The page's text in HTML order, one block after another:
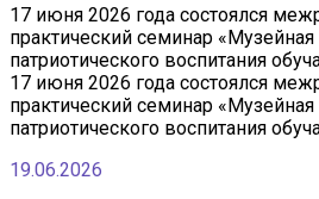
17 июня 2026 года состоялся
практический семинар
патриотического воспитания
17 июня 2026 года состоялся
практический семинар
патриотического воспитания
19.06.2026